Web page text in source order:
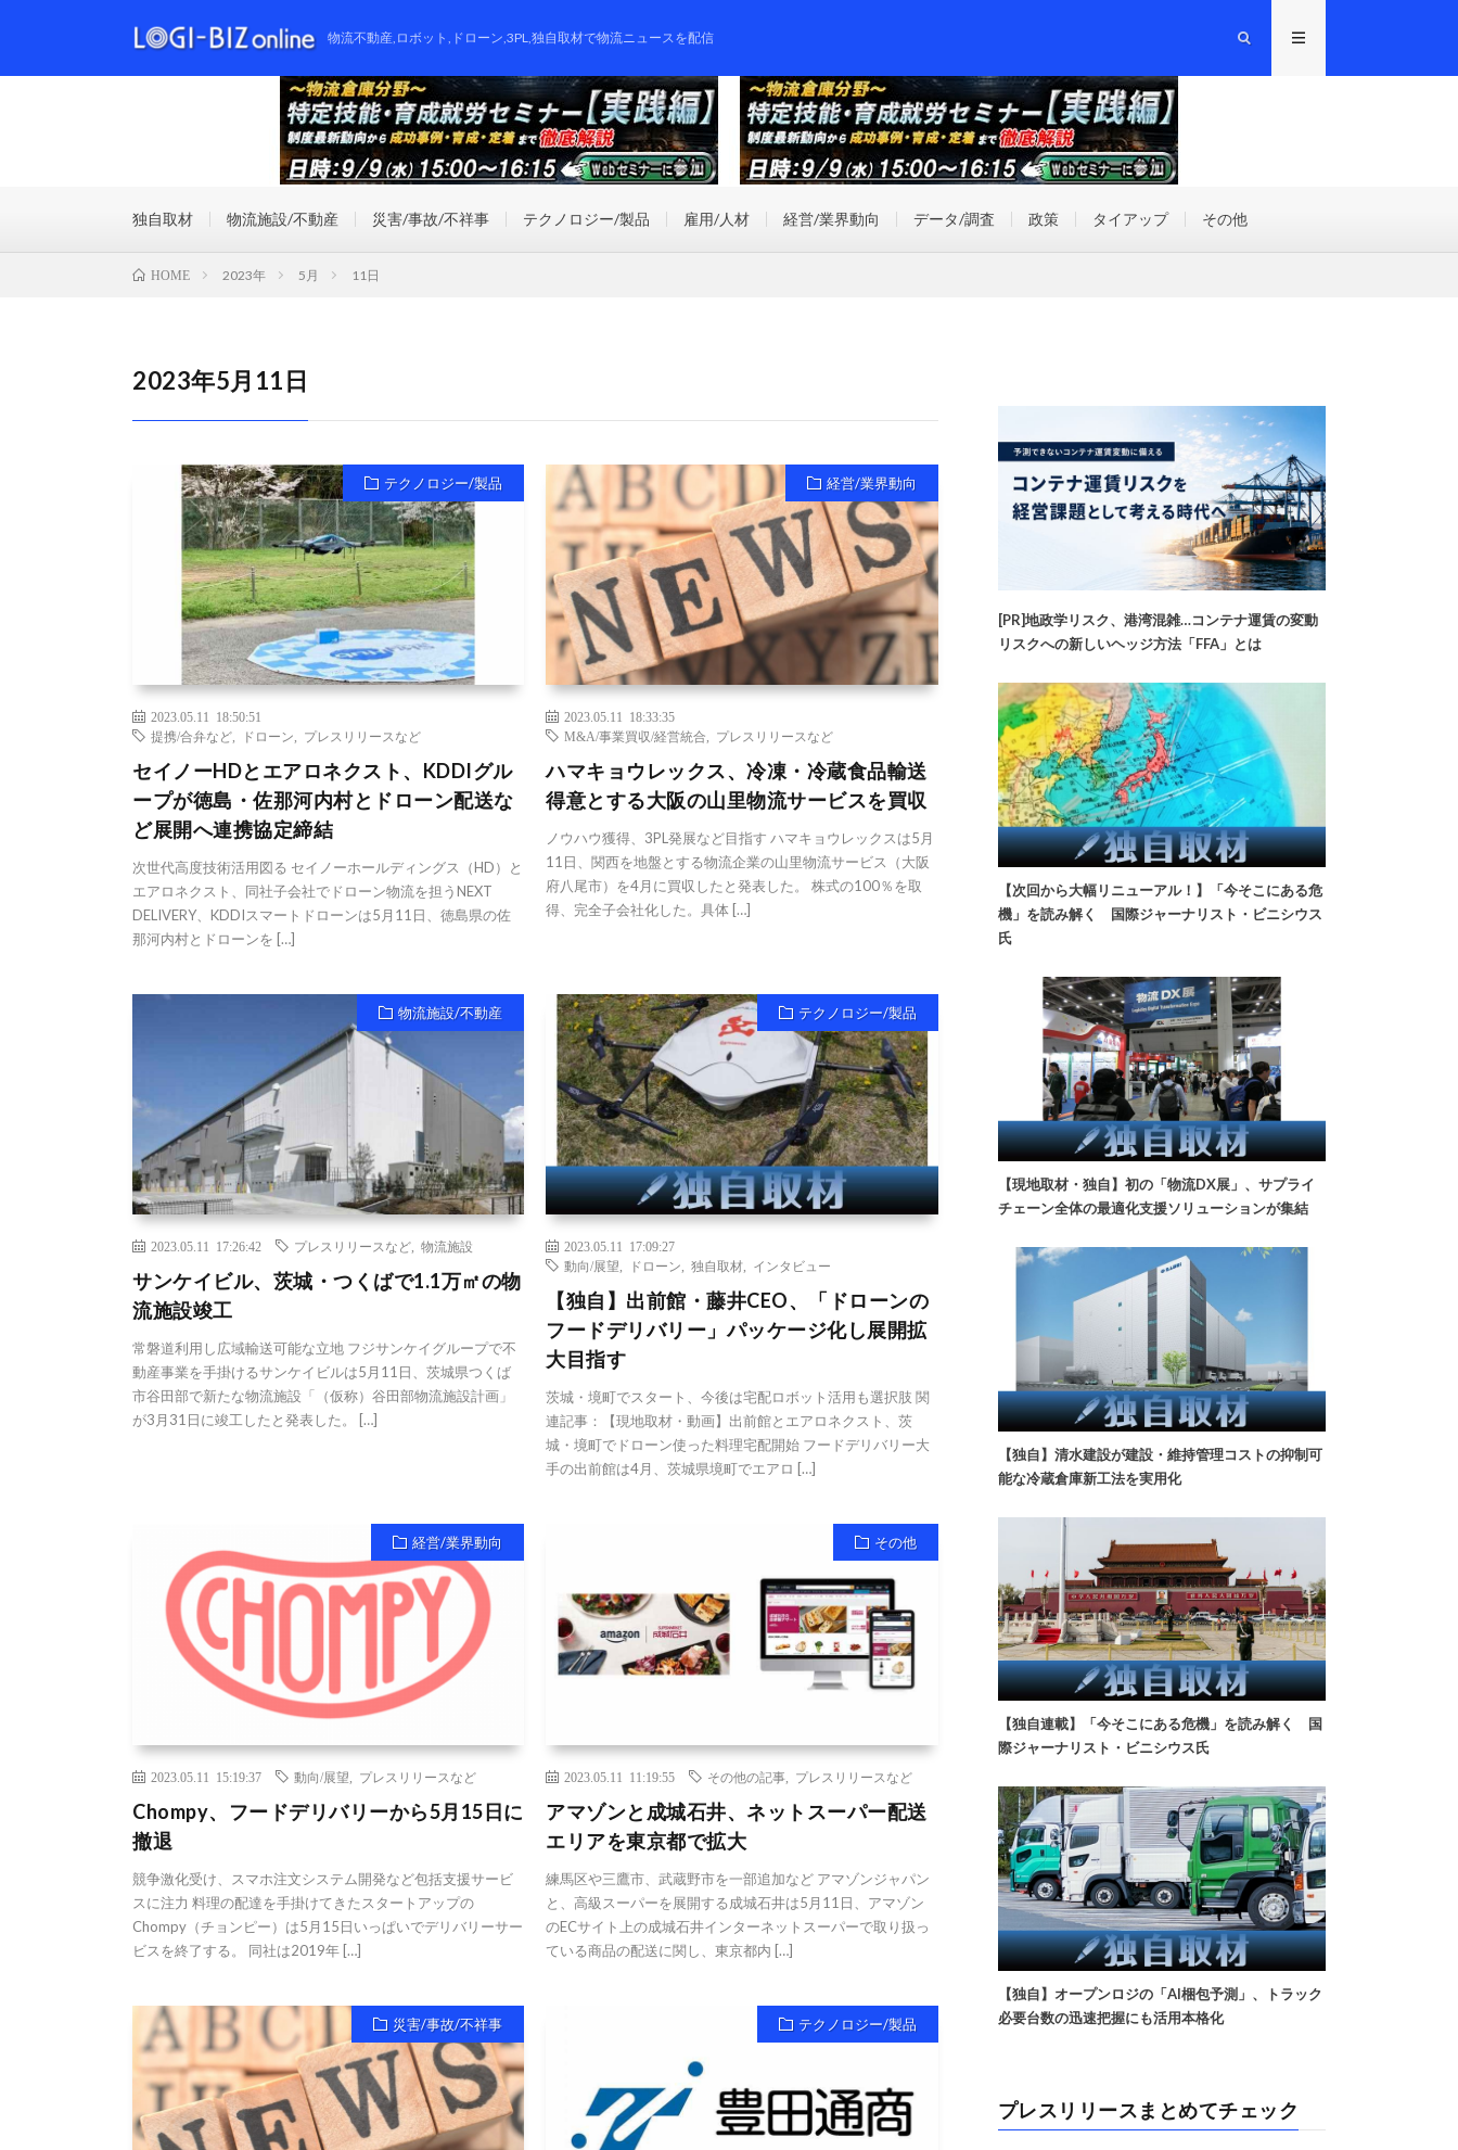
物流不動産,ロボット,ドローン,3PL,独自取材で物流ニュースを配信
独自取材 物流施設/不動産 災害/事故/不祥事 テクノロジー/製品 雇用/人材 経営/業界動向 データ/調査 政策 タイアップ その他
HOME 2023年 5月 11日
2023年5月11日
テクノロジー/製品
2023.05.11 18:50:51
提携/合弁など
ドローン プレスリリースなど
セイノーHDとエアロネクスト、KDDIグル
ープが徳島・佐那河内村とドローン配送な
ど展開へ連携協定締結
次世代高度技術活用図る セイノーホールディングス（HD）と
エアロネクスト、同社子会社でドローン物流を担うNEXT
DELIVERY、KDDIスマートドローンは5月11日、徳島県の佐
那河内村とドローンを […]
経営/業界動向
2023.05.11 18:33:35
M&A/事業買収/経営統合
プレスリリースなど
ハマキョウレックス、冷凍・冷蔵食品輸送
得意とする大阪の山里物流サービスを買収
ノウハウ獲得、3PL発展など目指す ハマキョウレックスは5月
11日、関西を地盤とする物流企業の山里物流サービス（大阪
府八尾市）を4月に買収したと発表した。 株式の100％を取
得、完全子会社化した。具体 […]
物流施設/不動産
2023.05.11 17:26:42 プレスリリースなど 物流施設
サンケイビル、茨城・つくばで1.1万㎡の物
流施設竣工
常磐道利用し広域輸送可能な立地 フジサンケイグループで不
動産事業を手掛けるサンケイビルは5月11日、茨城県つくば
市谷田部で新たな物流施設「（仮称）谷田部物流施設計画」
が3月31日に竣工したと発表した。 […]
テクノロジー/製品
2023.05.11 17:09:27
動向/展望
ドローン ,独自取材 インタビュー
【独自】出前館・藤井CEO、「ドローンの
フードデリバリー」パッケージ化し展開拡
大目指す
茨城・境町でスタート、今後は宅配ロボット活用も選択肢 関
連記事：【現地取材・動画】出前館とエアロネクスト、茨
城・境町でドローン使った料理宅配開始 フードデリバリー大
手の出前館は4月、茨城県境町でエアロ […]
経営/業界動向
2023.05.11 15:19:37 動向/展望 プレスリリースなど
Chompy、フードデリバリーから5月15日に
撤退
競争激化受け、スマホ注文システム開発など包括支援サービ
スに注力 料理の配達を手掛けてきたスタートアップの
Chompy（チョンピー）は5月15日いっぱいでデリバリーサー
ビスを終了する。 同社は2019年 […]
その他
2023.05.11 11:19:55 その他の記事 プレスリリースなど
アマゾンと成城石井、ネットスーパー配送
エリアを東京都で拡大
練馬区や三鷹市、武蔵野市を一部追加など アマゾンジャパン
と、高級スーパーを展開する成城石井は5月11日、アマゾン
のECサイト上の成城石井インターネットスーパーで取り扱っ
ている商品の配送に関し、東京都内 […]
災害/事故/不祥事 テクノロジー/製品
[PR]地政学リスク、港湾混雑…コンテナ運賃の変動
リスクへの新しいヘッジ方法「FFA」とは
【次回から大幅リニューアル！】「今そこにある危
機」を読み解く 国際ジャーナリスト・ビニシウス
氏
【現地取材・独自】初の「物流DX展」、サプライ
チェーン全体の最適化支援ソリューションが集結
【独自】清水建設が建設・維持管理コストの抑制可
能な冷蔵倉庫新工法を実用化
【独自連載】「今そこにある危機」を読み解く 国
際ジャーナリスト・ビニシウス氏
【独自】オープンロジの「AI梱包予測」、トラック
必要台数の迅速把握にも活用本格化
プレスリリースまとめてチェック